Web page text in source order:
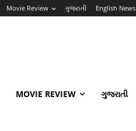
Movie Review ગુજરાતી English News
MOVIE REVIEW ગુજરાતી